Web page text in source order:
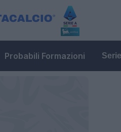
Probabili Formazioni